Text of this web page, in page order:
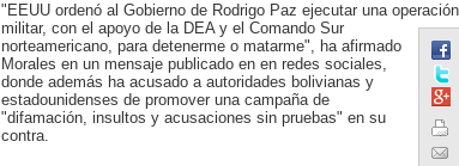
"EEUU ordenó al Gobierno de Rodrigo Paz ejecutar una operación
militar, con el apoyo de la DEA y el Comando Sur
norteamericano, para detenerme o matarme", ha afirmado
Morales en un mensaje publicado en en redes sociales,
donde además ha acusado a autoridades bolivianas y
estadounidenses de promover una campaña de
"difamación, insultos y acusaciones sin pruebas" en su
contra.